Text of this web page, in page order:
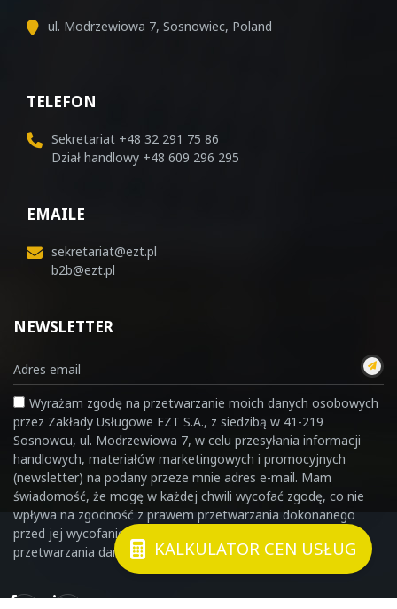
ul. Modrzewiowa 7, Sosnowiec, Poland
TELEFON
Sekretariat +48 32 291 75 86
Dział handlowy +48 609 296 295
EMAILE
sekretariat@ezt.pl
b2b@ezt.pl
NEWSLETTER
Wyrażam zgodę na przetwarzanie moich danych osobowych
przez Zakłady Usługowe EZT S.A., z siedzibą w 41-219
Sosnowcu, ul. Modrzewiowa 7, w celu przesyłania informacji
handlowych, materiałów marketingowych i promocyjnych
(newsletter) na podany przeze mnie adres e-mail. Mam
świadomość, że mogę w każdej chwili wycofać zgodę, co nie
wpływa na zgodność z prawem przetwarzania dokonanego
przed jej wycofaniem. Szczegółowe informacje dotyczące
przetwarzania danych osobowych znajdzieszTUTAJ
KALKULATOR CEN USŁUG